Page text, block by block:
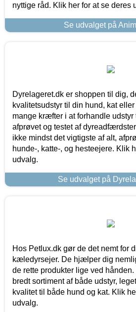
nyttige råd. Klik her for at se deres
Se udvalget på
Dyrelageret.dk er shoppen til dig,
kvalitetsudstyr til din hund, kat
mange kræfter i at forhandle
afprøvet og testet af
ikke mindst det vigtigste af alt,
hunde-, katte-, og hesteejere. Klik
udvalg.
Se udvalget på
Hos Petlux.dk gør de det nemt for
kæledyrsejer. De hjælper dig
de rette produkter lige ved
bredt sortiment af både udstyr,
kvalitet til både hund og kat. Klik
udvalg.